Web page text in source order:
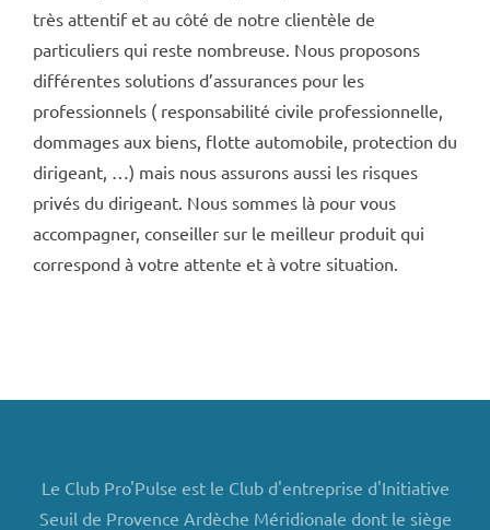
très attentif et au côté de notre clientèle de
particuliers qui reste nombreuse. Nous proposons
différentes solutions d’assurances pour les
professionnels ( responsabilité civile professionnelle,
dommages aux biens, flotte automobile, protection du
dirigeant, …) mais nous assurons aussi les risques
privés du dirigeant. Nous sommes là pour vous
accompagner, conseiller sur le meilleur produit qui
correspond à votre attente et à votre situation.
Le Club Pro'Pulse est le Club d'entreprise d'Initiative
Seuil de Provence Ardèche Méridionale dont le siège